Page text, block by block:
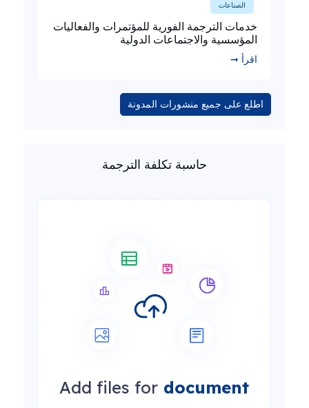
الصناعات
خدمات الترجمة الفورية للمؤتمرات والفعاليات
المؤسسية والاجتماعات الدولية
اقرأ ➞
اطلع على جميع منشورات المدونة
حاسبة تكلفة الترجمة
Add files for document